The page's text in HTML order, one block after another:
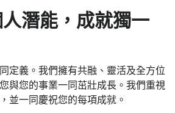
潛能，成就獨一
定義。我們擁有共融、靈活及全方位
與您的事業一同茁壯成長。我們重視
並一同慶祝您的每項成就。